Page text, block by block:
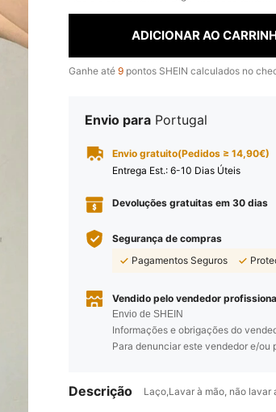
ADICIONAR AO
Ganhe até 9 pontos SHEIN calculados no
Envio para Portugal
Envio gratuito(Pedidos ≥ 14,90€)
Entrega Est.: 6-10 Dias Úteis
Devoluções gratuitas em 30 dias
Segurança de compras
Pagamentos Seguros
Vendido pelo vendedor
Envio de SHEIN
Informações e obrigações do
Para denunciar este vendedor e/ou
Descrição Laço,Lavar à mão, não lavar